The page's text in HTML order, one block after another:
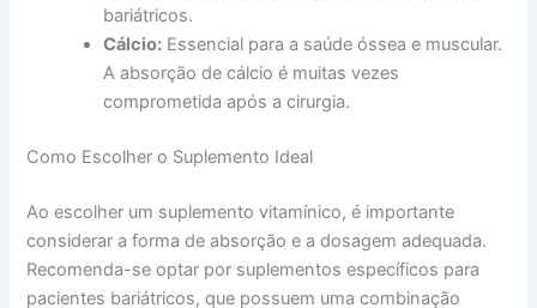
bariátricos.
Cálcio: Essencial para a saúde óssea e muscular.
A absorção de cálcio é muitas vezes
comprometida após a cirurgia.
Como Escolher o Suplemento Ideal
Ao escolher um suplemento vitamínico, é importante
considerar a forma de absorção e a dosagem adequada.
Recomenda-se optar por suplementos específicos para
pacientes bariátricos, que possuem uma combinação